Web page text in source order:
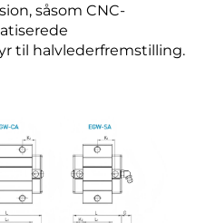
såsom CNC-
til halvlederfremstilling.